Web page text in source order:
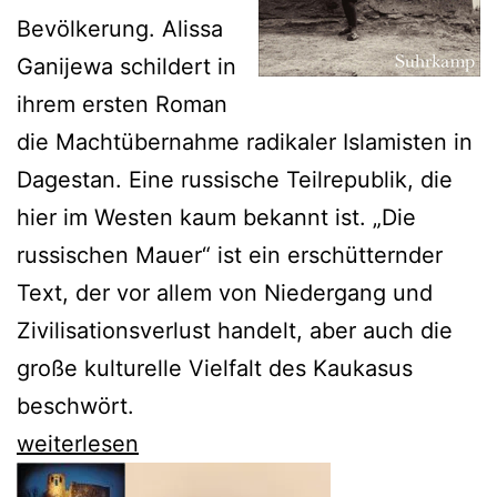
Bevölkerung. Alissa
Ganijewa schildert in
ihrem ersten Roman
die Machtübernahme radikaler Islamisten in
Dagestan. Eine russische Teilrepublik, die
hier im Westen kaum bekannt ist. „Die
russischen Mauer“ ist ein erschütternder
Text, der vor allem von Niedergang und
Zivilisationsverlust handelt, aber auch die
große kulturelle Vielfalt des Kaukasus
beschwört.
Alissa
Ganijewa
weiterlesen